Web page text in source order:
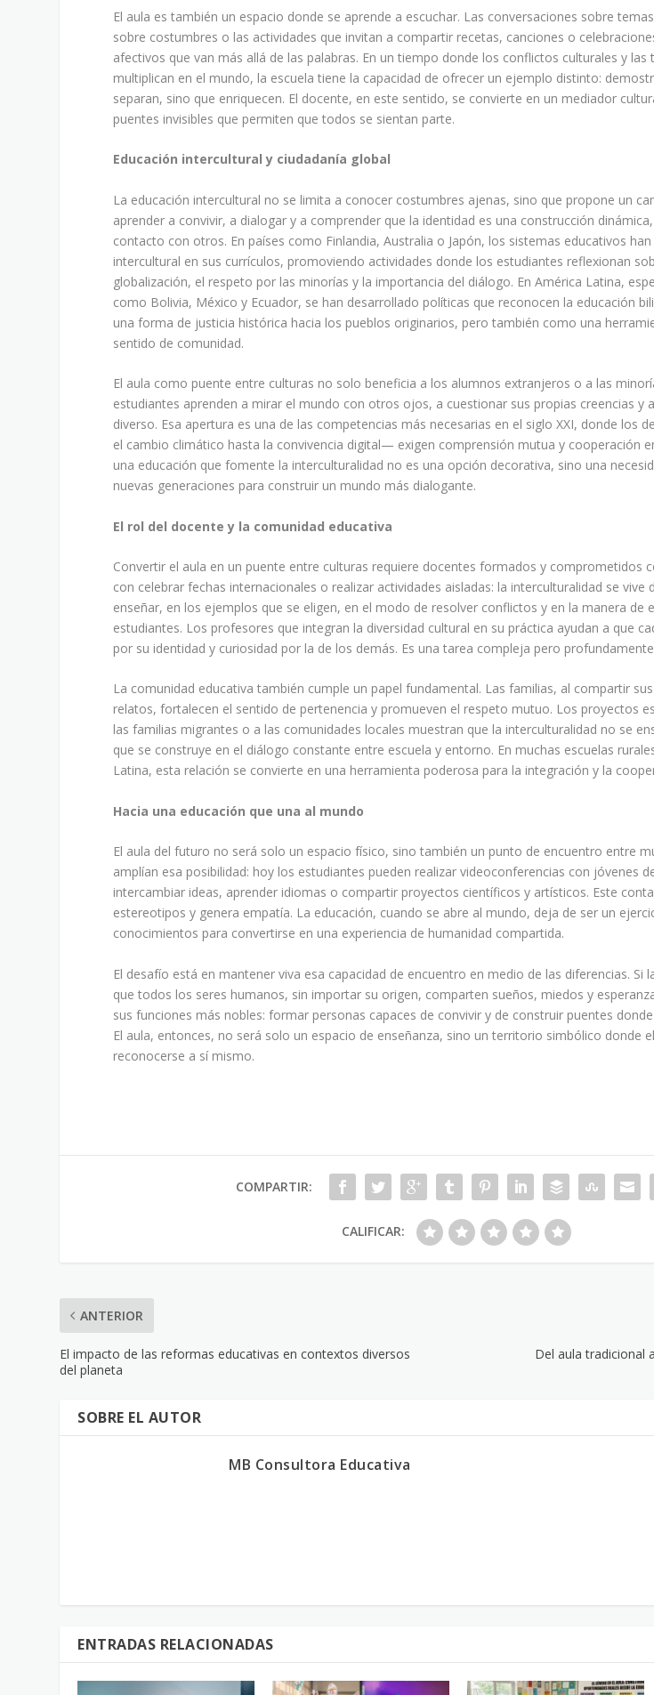
El aula es también un espacio donde se aprende a escuchar. Las conversaciones sobre
sobre costumbres o las actividades que invitan a compartir recetas, canciones o
afectivos que van más allá de las palabras. En un tiempo donde los conflictos culturales y las
multiplican en el mundo, la escuela tiene la capacidad de ofrecer un ejemplo distinto:
separan, sino que enriquecen. El docente, en este sentido, se convierte en un mediador
puentes invisibles que permiten que todos se sientan parte.
Educación intercultural y ciudadanía global
La educación intercultural no se limita a conocer costumbres ajenas, sino que propone un
aprender a convivir, a dialogar y a comprender que la identidad es una construcción
contacto con otros. En países como Finlandia, Australia o Japón, los sistemas educativos
intercultural en sus currículos, promoviendo actividades donde los estudiantes reflexionan
globalización, el respeto por las minorías y la importancia del diálogo. En América Latina,
como Bolivia, México y Ecuador, se han desarrollado políticas que reconocen la educación
una forma de justicia histórica hacia los pueblos originarios, pero también como una
sentido de comunidad.
El aula como puente entre culturas no solo beneficia a los alumnos extranjeros o a las
estudiantes aprenden a mirar el mundo con otros ojos, a cuestionar sus propias creencias y
diverso. Esa apertura es una de las competencias más necesarias en el siglo XXI, donde los
el cambio climático hasta la convivencia digital— exigen comprensión mutua y cooperación
una educación que fomente la interculturalidad no es una opción decorativa, sino una
nuevas generaciones para construir un mundo más dialogante.
El rol del docente y la comunidad educativa
Convertir el aula en un puente entre culturas requiere docentes formados y comprometidos
con celebrar fechas internacionales o realizar actividades aisladas: la interculturalidad se vive
enseñar, en los ejemplos que se eligen, en el modo de resolver conflictos y en la manera de
estudiantes. Los profesores que integran la diversidad cultural en su práctica ayudan a que
por su identidad y curiosidad por la de los demás. Es una tarea compleja pero
La comunidad educativa también cumple un papel fundamental. Las familias, al compartir
relatos, fortalecen el sentido de pertenencia y promueven el respeto mutuo. Los proyectos
las familias migrantes o a las comunidades locales muestran que la interculturalidad no se
que se construye en el diálogo constante entre escuela y entorno. En muchas escuelas
Latina, esta relación se convierte en una herramienta poderosa para la integración y la
Hacia una educación que una al mundo
El aula del futuro no será solo un espacio físico, sino también un punto de encuentro entre
amplían esa posibilidad: hoy los estudiantes pueden realizar videoconferencias con jóvenes
intercambiar ideas, aprender idiomas o compartir proyectos científicos y artísticos. Este
estereotipos y genera empatía. La educación, cuando se abre al mundo, deja de ser un
conocimientos para convertirse en una experiencia de humanidad compartida.
El desafío está en mantener viva esa capacidad de encuentro en medio de las diferencias. Si
que todos los seres humanos, sin importar su origen, comparten sueños, miedos y
sus funciones más nobles: formar personas capaces de convivir y de construir puentes
El aula, entonces, no será solo un espacio de enseñanza, sino un territorio simbólico donde
reconocerse a sí mismo.
COMPARTIR:
CALIFICAR:
ANTERIOR
El impacto de las reformas educativas en contextos diversos
del planeta
Del aula tradicional
SOBRE EL AUTOR
MB Consultora Educativa
ENTRADAS RELACIONADAS